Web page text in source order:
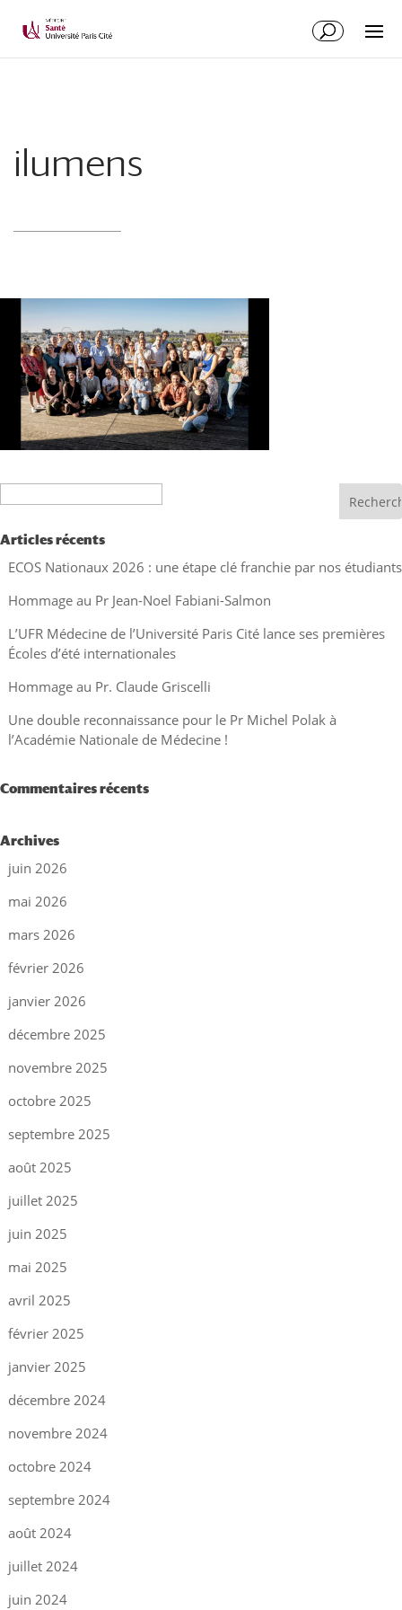
ilumens
Articles récents
ECOS Nationaux 2026 : une étape clé franchie par nos étudiants
Hommage au Pr Jean-Noel Fabiani-Salmon
L’UFR Médecine de l’Université Paris Cité lance ses premières
Écoles d’été internationales
Hommage au Pr. Claude Griscelli
Une double reconnaissance pour le Pr Michel Polak à
l’Académie Nationale de Médecine !
Commentaires récents
Archives
juin 2026
mai 2026
mars 2026
février 2026
janvier 2026
décembre 2025
novembre 2025
octobre 2025
septembre 2025
août 2025
juillet 2025
juin 2025
mai 2025
avril 2025
février 2025
janvier 2025
décembre 2024
novembre 2024
octobre 2024
septembre 2024
août 2024
juillet 2024
juin 2024